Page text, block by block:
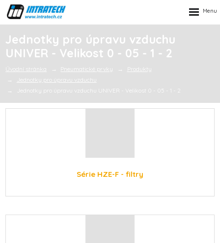
Jednotky pro úpravu vzduchu
UNIVER - Velikost 0 - 05 - 1 - 2
Úvodní stránka Pneumatické prvky
Produkty
Jednotky pro úpravu vzduchu
Jednotky pro úpravu vzduchu UNIVER - Velikost 0 - 05 - 1 - 2
Série HZE-F - filtry